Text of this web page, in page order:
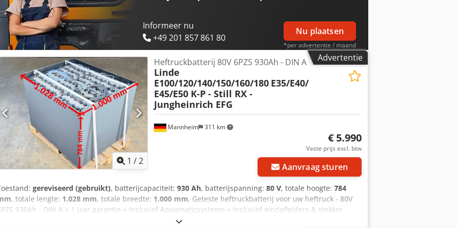
Informeer nu
+49 201 857 861 80
Nu plaatsen
*per advertentie / maand
Advertentie
Vraag meer foto's aan
1 /2
Mannheim 311 km
Heftruckbatterij 80V 6PZS 930Ah - DIN A
Linde
E100/120/140/150/160/180 E35/E40/
E45/E50 K-P - Still RX -
Jungheinrich EFG
€ 5.990
Vaste prijs excl. btw
Aanvraag sturen
gereviseerd (gebruikt), batterijcapaciteit: 930 Ah, batterijspanning: 80 V, totale hoogte: 784
, totale lengte: 1.028 mm, totale breedte: 1.000 mm, Geteste heftruckbatterij voor uw heftruck - 80V
930Ah - DIN A + 1 jaar garantie + Inclusief Aquamaticsysteem + Inclusief eindafleiders & stekker
REMA 320 (andere stekkertypes mogelijk op aanvraag) + Capaciteit: min. 90-100% (C5-capaciteitsrapport